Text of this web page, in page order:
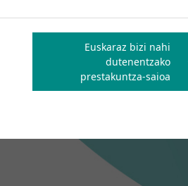
Euskaraz bizi nahi
dutenentzako
prestakuntza-saioa